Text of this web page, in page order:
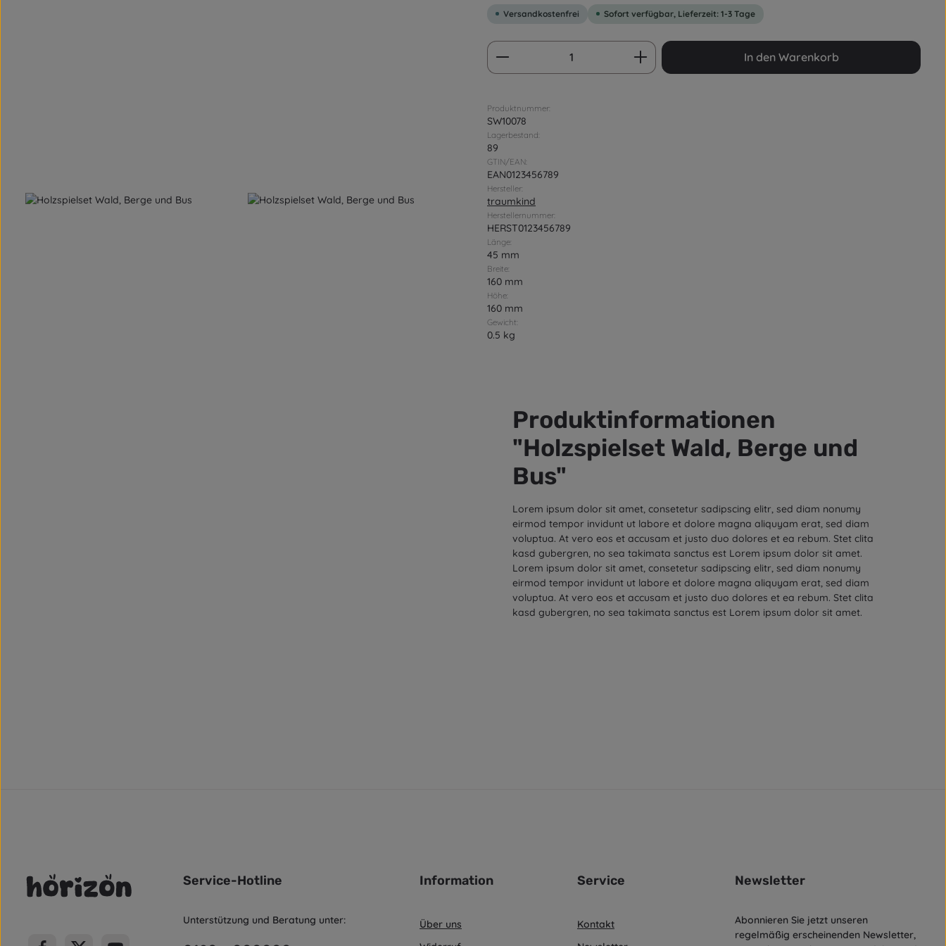
Versandkostenfrei Sofort verfügbar, Lieferzeit: 1-3 Tage
Produkt Anzahl: Gib den gewünschten Wert ein oder
In den Warenkorb
Produktnummer:
SW10078
Lagerbestand:
89
GTIN/EAN:
EAN0123456789
Hersteller:
traumkind
Herstellernummer:
HERST0123456789
Länge:
45 mm
Breite:
160 mm
Höhe:
160 mm
Gewicht:
0.5 kg
Produktinformationen
"Holzspielset Wald, Berge und
Bus"
Lorem ipsum dolor sit amet, consetetur sadipscing elitr, sed diam nonumy
eirmod tempor invidunt ut labore et dolore magna aliquyam erat, sed diam
voluptua. At vero eos et accusam et justo duo dolores et ea rebum. Stet clita
kasd gubergren, no sea takimata sanctus est Lorem ipsum dolor sit amet.
Lorem ipsum dolor sit amet, consetetur sadipscing elitr, sed diam nonumy
eirmod tempor invidunt ut labore et dolore magna aliquyam erat, sed diam
voluptua. At vero eos et accusam et justo duo dolores et ea rebum. Stet clita
kasd gubergren, no sea takimata sanctus est Lorem ipsum dolor sit amet.
Service-Hotline
Unterstützung und Beratung unter:
Information
Über uns
Service
Kontakt
Newsletter
Abonnieren Sie jetzt unseren
regelmäßig erscheinenden Newsletter,